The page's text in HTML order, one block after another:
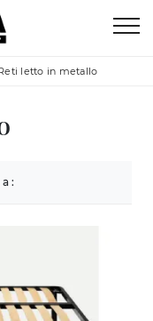
letto in metallo
: